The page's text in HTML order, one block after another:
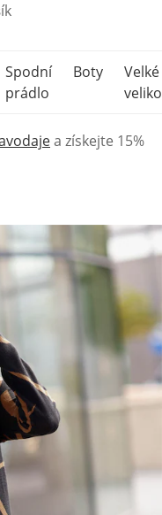
Spodní
prádlo
Boty
Velké
a získejte 15%